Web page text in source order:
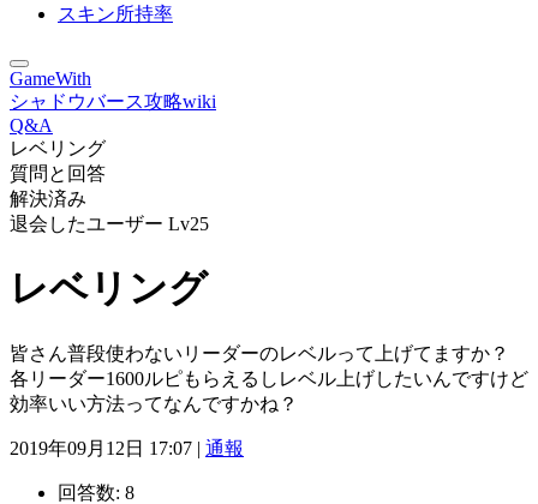
スキン所持率
GameWith
シャドウバース攻略wiki
Q&A
レベリング
質問と回答
解決済み
退会したユーザー Lv25
レベリング
皆さん普段使わないリーダーのレベルって上げてますか？
各リーダー1600ルピもらえるしレベル上げしたいんですけど
効率いい方法ってなんですかね？
2019年09月12日 17:07 | 通報
回答数: 8